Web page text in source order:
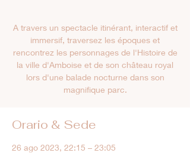
A travers un spectacle itinérant, interactif et
immersif, traversez les époques et
rencontrez les personnages de l'Histoire de
la ville d'Amboise et de son château royal
lors d'une balade nocturne dans son
magnifique parc.
Orario & Sede
26 ago 2023, 22:15 – 23:05